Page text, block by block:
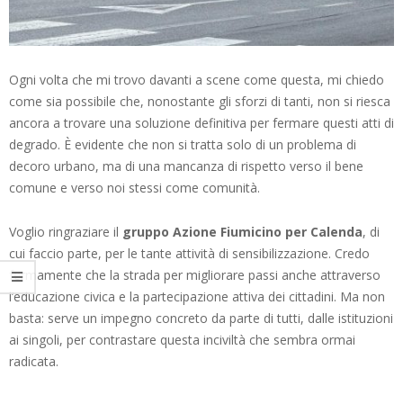
Ogni volta che mi trovo davanti a scene come questa, mi chiedo
come sia possibile che, nonostante gli sforzi di tanti, non si riesca
ancora a trovare una soluzione definitiva per fermare questi atti di
degrado. È evidente che non si tratta solo di un problema di
decoro urbano, ma di una mancanza di rispetto verso il bene
comune e verso noi stessi come comunità.
Voglio ringraziare il gruppo Azione Fiumicino per Calenda, di
cui faccio parte, per le tante attività di sensibilizzazione. Credo
fermamente che la strada per migliorare passi anche attraverso
l’educazione civica e la partecipazione attiva dei cittadini. Ma non
basta: serve un impegno concreto da parte di tutti, dalle istituzioni
ai singoli, per contrastare questa inciviltà che sembra ormai
radicata.